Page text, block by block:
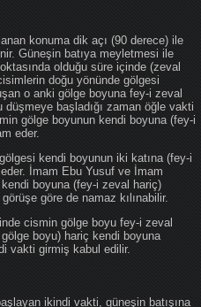
konuma dik açı (90 derece) ile
Güneşin batıya meyletmesi ile
olduğu süre içinde (zeval
doğu yönünde gölgesi
o anki gölge boyuna fey-i zeval
başladığı zaman öğle vakti
gölge boyunun kendi boyuna (fey-i
eder.
kendi boyunun iki katına (fey-i
İmam Ebu Yusuf ve İmam
boyuna (fey-i zeval hariç)
göre de namaz kılınabilir.
cismin gölge boyu fey-i zeval
boyu) hariç kendi boyuna
vakti girmiş kabul edilir.
ikindi vakti, güneşin batışına